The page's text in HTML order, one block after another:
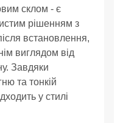
склом - є
рішенням з
встановлення,
виглядом від
Завдяки
та тонкій
у стилі